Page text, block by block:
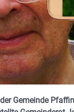
Gemeinde